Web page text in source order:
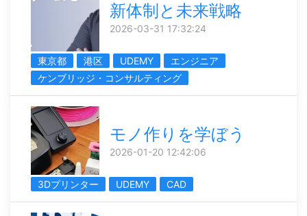
新体制と未来戦略
2026-03-31 17:32:24
東京都 港区 UDEMY
エンジニア
ケンブリッジ・コンサルティング
モノ作りを学ぼう
2026-01-20 12:42:06
3Dプリンター UDEMY CAD